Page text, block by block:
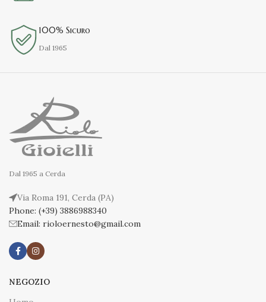
100% Sicuro
Dal 1965
Dal 1965 a Cerda
Via Roma 191, Cerda (PA)
Phone: (+39) 3886988340
Email: rioloernesto@gmail.com
NEGOZIO